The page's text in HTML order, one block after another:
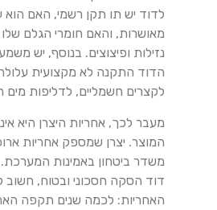
לדוד יש תו תקן רשמי, האם הוא עבר
מאושרות, והאם חומרי הגלם שלו עמידים
נזילות ופיצוצים. בנוסף, יש משמעות
הדוד התקנה לא מקצועית עלולה לסכן
לקצרים חשמליים, לדליפות מים חמים
מעבר לכך, אחריות היצרן היא אינדיקציה
המוצר. יצרן שמספק אחריות ארוכה
משדר ביטחון באמינות המערכת. לפני
דוד הסקה חסכוני ובטוח, חשוב לקרוא
האחריות: לכמה שנים תקפה האחריות